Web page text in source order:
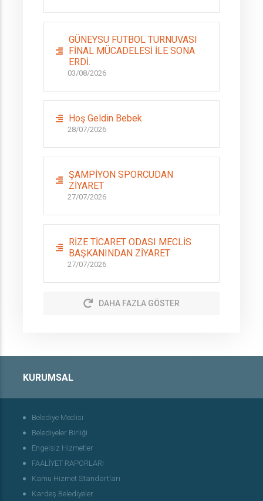
GÜNEYSU FUTBOL TURNUVASI
FİNAL MÜCADELESİ İLE SONA
ERDİ.
03/08/2026
Hoş Geldin Bebek
28/07/2026
ŞAMPİYON SPORCUDAN
ZİYARET
27/07/2026
RİZE TİCARET ODASI MECLİS
BAŞKANINDAN ZİYARET
27/07/2026
DAHA FAZLA GÖSTER
KURUMSAL
Belediye Meclisi
Belediyeler Birliği
Engelsiz Hizmetler
FAALİYET RAPORLARI
Kamu Hizmet Standartları
Kardeş Belediyeler